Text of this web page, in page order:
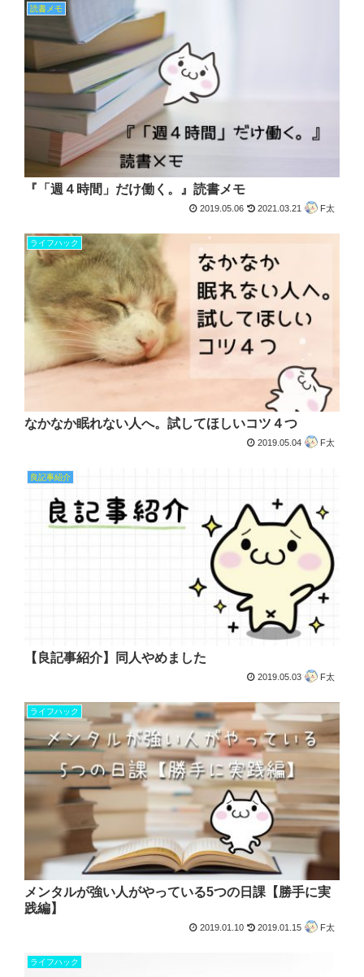
読書メモ
『「週４時間」だけ働く。』読書メモ
2019.05.06 2021.03.21 F太
ライフハック
なかなか眠れない人へ。試してほしいコツ４つ
2019.05.04 F太
良記事紹介
【良記事紹介】同人やめました
2019.05.03 F太
ライフハック
メンタルが強い人がやっている5つの日課【勝手に実
践編】
2019.01.10 2019.01.15 F太
ライフハック